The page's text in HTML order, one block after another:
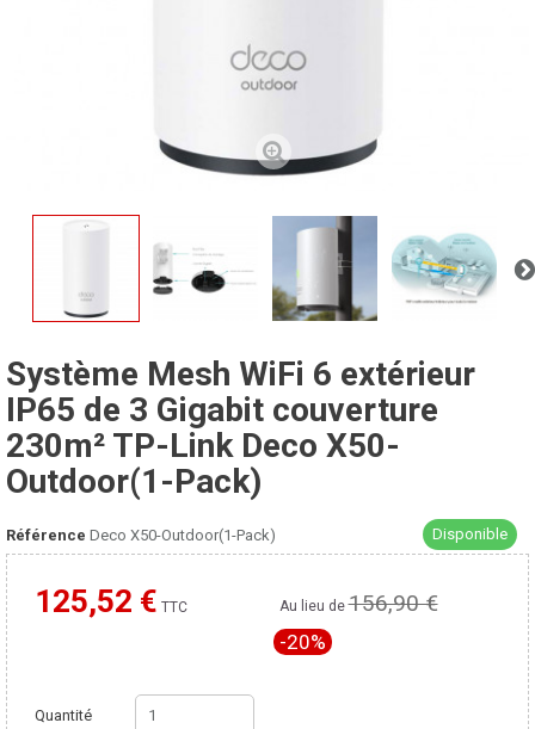
Système Mesh WiFi 6 extérieur
IP65 de 3 Gigabit couverture
230m² TP-Link Deco X50-
Outdoor(1-Pack)
Référence Deco X50-Outdoor(1-Pack) Disponible
125,52 € TTC
Moins cher ailleurs ? Au lieu de156,90 €
-20%
Quantité